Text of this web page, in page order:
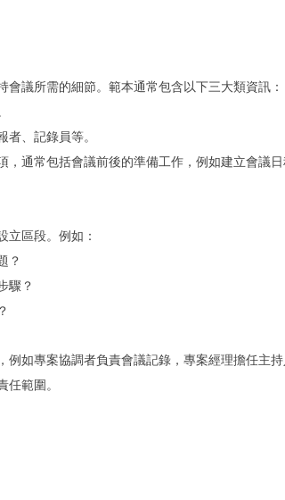
議所需的細節。範本通常包含以下三大類資訊：
、記錄員等。
，通常包括會議前後的準備工作，例如建立會議
立區段。例如：
？
驟？
例如專案協調者負責會議記錄，專案經理擔任主
範圍。